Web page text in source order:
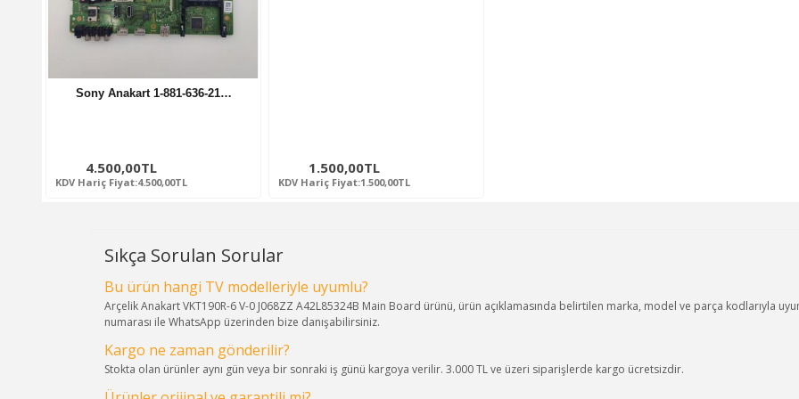
Sony Anakart 1-881-636-21…
4.500,00TL
KDV Hariç Fiyat:4.500,00TL
1.500,00TL
KDV Hariç Fiyat:1.500,00TL
Sıkça Sorulan Sorular
Bu ürün hangi TV modelleriyle uyumlu?
Arçelik Anakart VKT190R-6 V-0 J068ZZ A42L85324B Main Board ürünü, ürün açıklamasında belirtilen marka, model ve parça kodlarıyla
numarası ile WhatsApp üzerinden bize danışabilirsiniz.
Kargo ne zaman gönderilir?
Stokta olan ürünler aynı gün veya bir sonraki iş günü kargoya verilir. 3.000 TL ve üzeri siparişlerde kargo ücretsizdir.